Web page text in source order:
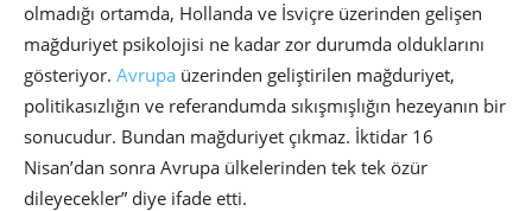
olmadığı ortamda, Hollanda ve İsviçre üzerinden gelişen
mağduriyet psikolojisi ne kadar zor durumda olduklarını
gösteriyor. Avrupa üzerinden geliştirilen mağduriyet,
politikasızlığın ve referandumda sıkışmışlığın hezeyanın bir
sonucudur. Bundan mağduriyet çıkmaz. İktidar 16
Nisan’dan sonra Avrupa ülkelerinden tek tek özür
dileyecekler” diye ifade etti.